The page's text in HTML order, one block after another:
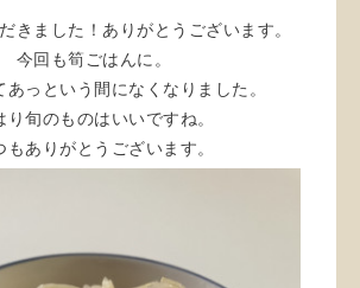
きました！ありがとうございます。
今回も筍ごはんに。
あっという間になくなりました。
り旬のものはいいですね。
もありがとうございます。